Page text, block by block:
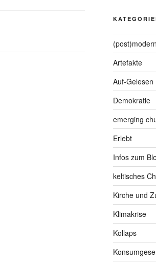
Artefakte
Auf-Gelesen
Demokratie
emerging
Erlebt
Infos zum
keltisches
Kirche und
Klimakrise
Kollaps